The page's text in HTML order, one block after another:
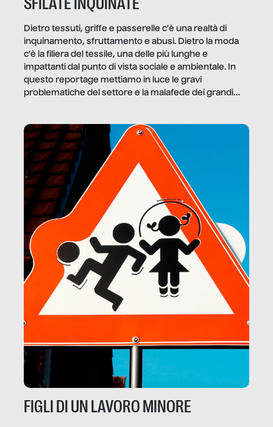
Dietro tessuti, griffe e passerelle c’è una realtà di
inquinamento, sfruttamento e abusi. Dietro la moda
c’è la filiera del tessile, una delle più lunghe e
impattanti dal punto di vista sociale e ambientale. In
questo reportage mettiamo in luce le gravi
problematiche del settore e la malafede dei grandi
FIGLI DI UN LAVORO MINORE